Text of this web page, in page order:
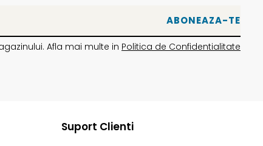
Afla mai multe in Politica de Confidentialitate
Suport Clienti